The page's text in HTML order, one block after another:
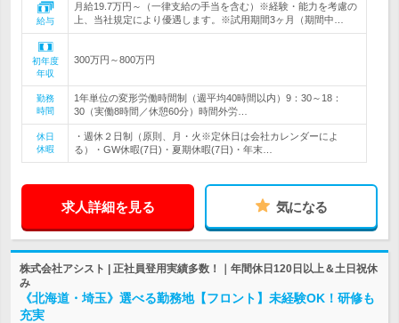
給与
月給19.7万円～（一律支給の手当を含む）※経験・能力を考慮の
上、当社規定により優遇します。※試用期間3ヶ月（期間中…
初年度
年収
300万円～800万円
勤務
時間
1年単位の変形労働時間制（週平均40時間以内）9：30～18：
30（実働8時間／休憩60分）時間外労…
休日
休暇
・週休２日制（原則、月・火※定休日は会社カレンダーによ
る）・GW休暇(7日)・夏期休暇(7日)・年末…
求人詳細を見る 気になる
株式会社アシスト | 正社員登用実績多数！｜年間休日120日以上＆土日祝休
み
《北海道・埼玉》選べる勤務地【フロント】未経験OK！研修も
充実